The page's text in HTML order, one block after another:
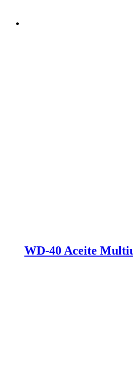
WD-40 Aceite